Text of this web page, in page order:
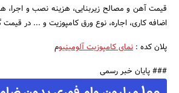
قیمت آهن و مصالح زیربنایی، هزینه نصب و اجرا،
اضافه کاری، اجاره، نوع ورق کامپوزیت و ... در
پلان کده : نمای کامپوزیت آلومینیوم
### پایان خبر رسمی